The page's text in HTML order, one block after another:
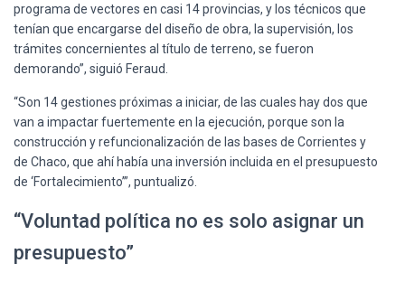
programa de vectores en casi 14 provincias, y los técnicos que
tenían que encargarse del diseño de obra, la supervisión, los
trámites concernientes al título de terreno, se fueron
demorando”, siguió Feraud.
“Son 14 gestiones próximas a iniciar, de las cuales hay dos que
van a impactar fuertemente en la ejecución, porque son la
construcción y refuncionalización de las bases de Corrientes y
de Chaco, que ahí había una inversión incluida en el presupuesto
de ‘Fortalecimiento’”, puntualizó.
“Voluntad política no es solo asignar un
presupuesto”